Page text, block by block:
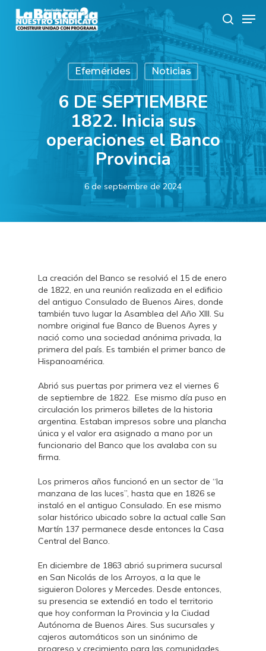
main
search
Efemérides Noticias
6 DE SEPTIEMBRE
1822. Inicia sus
operaciones el Banco
Provincia
6 de septiembre de 2024
La creación del Banco se resolvió el 15 de enero
de 1822, en una reunión realizada en el edificio
del antiguo Consulado de Buenos Aires, donde
también tuvo lugar la Asamblea del Año XIII. Su
nombre original fue Banco de Buenos Ayres y
nació como una sociedad anónima privada, la
primera del país. Es también el primer banco de
Hispanoamérica.
Abrió sus puertas por primera vez el viernes 6
de septiembre de 1822. Ese mismo día puso en
circulación los primeros billetes de la historia
argentina. Estaban impresos sobre una plancha
única y el valor era asignado a mano por un
funcionario del Banco que los avalaba con su
firma.
Los primeros años funcionó en un sector de “la
manzana de las luces”, hasta que en 1826 se
instaló en el antiguo Consulado. En ese mismo
solar histórico ubicado sobre la actual calle San
Martín 137 permanece desde entonces la Casa
Central del Banco.
En diciembre de 1863 abrió su primera sucursal
en San Nicolás de los Arroyos, a la que le
siguieron Dolores y Mercedes. Desde entonces,
su presencia se extendió en todo el territorio
que hoy conforman la Provincia y la Ciudad
Autónoma de Buenos Aires. Sus sucursales y
cajeros automáticos son un sinónimo de
progreso y crecimiento para las comunidades.